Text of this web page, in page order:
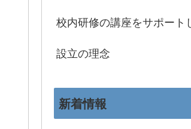
校内研修の講座をサポート
設立の理念
新着情報